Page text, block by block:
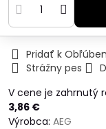
Pridať k
Strážny pes
V cene je zahrnutý
3,86 €
Výrobca: AEG